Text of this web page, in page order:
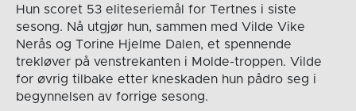
Hun scoret 53 eliteseriemål for Tertnes i siste
sesong. Nå utgjør hun, sammen med Vilde Vike
Nerås og Torine Hjelme Dalen, et spennende
trekløver på venstrekanten i Molde-troppen. Vilde
for øvrig tilbake etter kneskaden hun pådro seg i
begynnelsen av forrige sesong.